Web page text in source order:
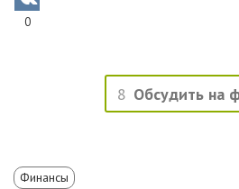
0
8 Обсудить на
Финансы